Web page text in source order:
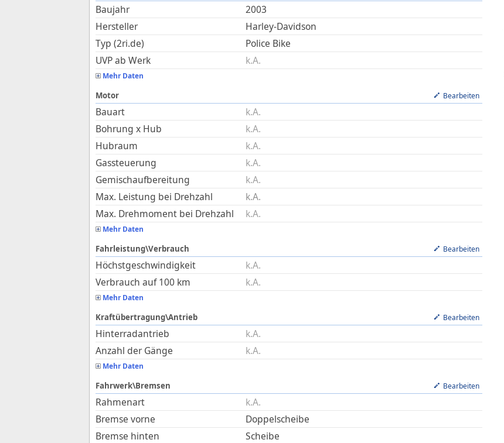
Baujahr
2003
Hersteller
Harley-Davidson
Typ (2ri.de)
Police Bike
UVP ab Werk
k.A.
Mehr Daten
Motor Bearbeiten
Bauart
k.A.
Bohrung x Hub
k.A.
Hubraum
k.A.
Gassteuerung
k.A.
Gemischaufbereitung
k.A.
Max. Leistung bei Drehzahl
k.A.
Max. Drehmoment bei Drehzahl
k.A.
Mehr Daten
Fahrleistung\Verbrauch Bearbeiten
Höchstgeschwindigkeit
k.A.
Verbrauch auf 100 km
k.A.
Mehr Daten
Kraftübertragung\Antrieb Bearbeiten
Hinterradantrieb
k.A.
Anzahl der Gänge
k.A.
Mehr Daten
Fahrwerk\Bremsen Bearbeiten
Rahmenart
k.A.
Bremse vorne
Doppelscheibe
Bremse hinten
Scheibe